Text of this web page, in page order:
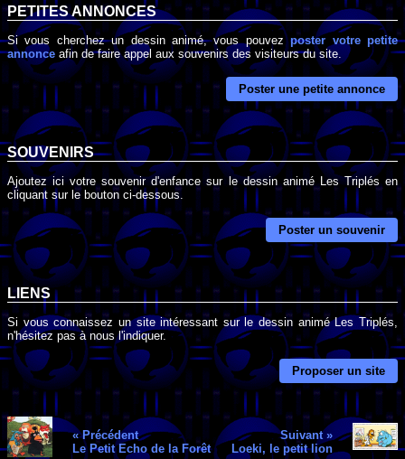
PETITES ANNONCES
Si vous cherchez un dessin animé, vous pouvezposter votre petite
annonce afin de faire appel aux souvenirs des visiteurs du site.
Poster une petite annonce
SOUVENIRS
Ajoutez ici votre souvenir d'enfance sur le dessin animé Les Triplés en
cliquant sur le bouton ci-dessous.
Poster un souvenir
LIENS
Si vous connaissez un site intéressant sur le dessin animé Les Triplés,
n'hésitez pas à nous l'indiquer.
Proposer un site
« Précédent
Le Petit Echo de la Forêt
Suivant »
Loeki, le petit lion